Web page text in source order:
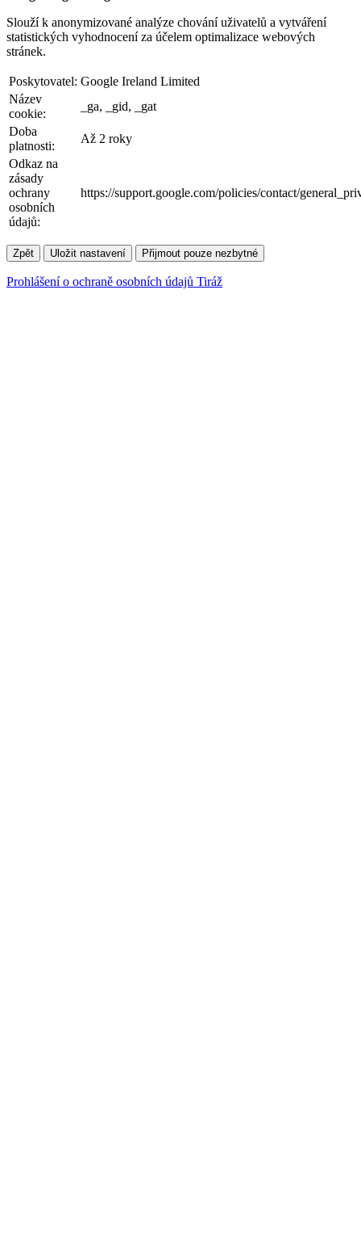
Slouží k anonymizované analýze chování uživatelů a vytváření
statistických vyhodnocení za účelem optimalizace webových
stránek.
Poskytovatel: Google Ireland Limited
Název
cookie:
_ga, _gid, _gat
Doba
platnosti:
Až 2 roky
Odkaz na
zásady
ochrany
osobních
údajů:
https://support.google.com/policies/contact/
Zpět Uložit nastavení Přijmout pouze nezbytné
Prohlášení o ochraně osobních údajů Tiráž